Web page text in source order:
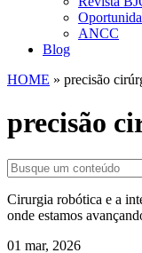
ANCC
Blog
HOME » precisão
precisão
Cirurgia robótica e a
onde estamos
01 mar, 2026